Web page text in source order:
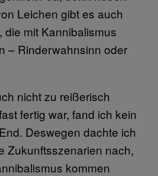
Leichen gibt es auch
die mit Kannibalismus
– Rinderwahnsinn oder
nicht zu reißerisch
fertig war, fand ich kein
Deswegen dachte ich
Zukunftsszenarien nach,
kommen